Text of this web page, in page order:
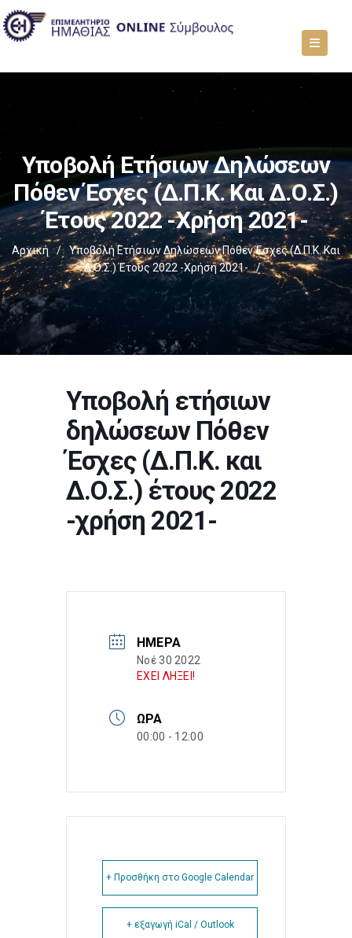
Υποβολή Ετήσιων Δηλώσεων
Πόθεν Έσχες (Δ.Π.Κ. Και Δ.Ο.Σ.)
Έτους 2022 -χρήση 2021-
Αρχική /
Υποβολή Ετήσιων Δηλώσεων Πόθεν Έσχες (Δ.Π.Κ. Και
Δ.Ο.Σ.) Έτους 2022 -χρήση 2021-
/
Υποβολή ετήσιων
δηλώσεων Πόθεν
Έσχες (Δ.Π.Κ. και
Δ.Ο.Σ.) έτους 2022
-χρήση 2021-
ΗΜΈΡΑ
Νοέ 30 2022
ΕΧΕΙ ΛΗΞΕΙ!
ΏΡΑ
00:00 - 12:00
+ Προσθήκη στο Google Calendar
+ εξαγωγή iCal / Outlook